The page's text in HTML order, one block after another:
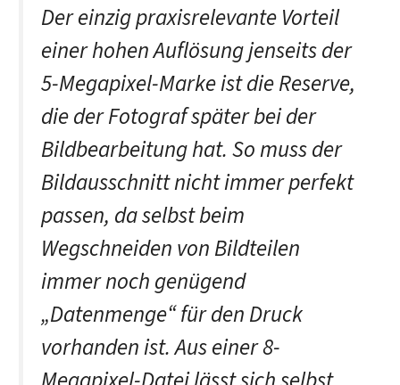
Der einzig praxisrelevante Vorteil
einer hohen Auflösung jenseits der
5-Megapixel-Marke ist die Reserve,
die der Fotograf später bei der
Bildbearbeitung hat. So muss der
Bildausschnitt nicht immer perfekt
passen, da selbst beim
Wegschneiden von Bildteilen
immer noch genügend
„Datenmenge“ für den Druck
vorhanden ist. Aus einer 8-